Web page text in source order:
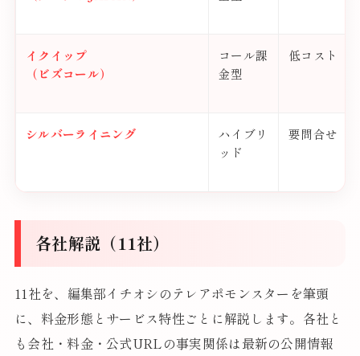
イクイップ
（ビズコール）
コール課
金型
低コスト
シルバーライニング
ハイブリ
ッド
要問合せ
各社解説（11社）
11社を、編集部イチオシのテレアポモンスターを筆頭
に、料金形態とサービス特性ごとに解説します。各社と
も会社・料金・公式URLの事実関係は最新の公開情報